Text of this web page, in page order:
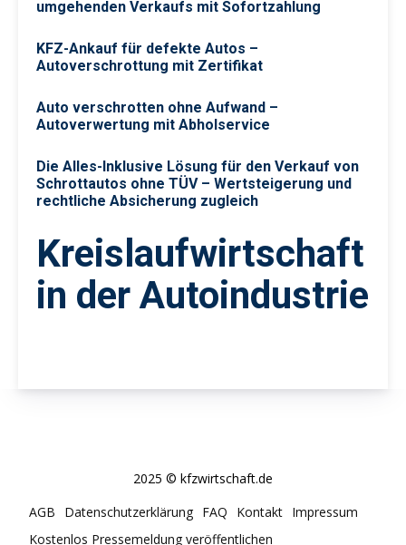
umgehenden Verkaufs mit Sofortzahlung
KFZ-Ankauf für defekte Autos –
Autoverschrottung mit Zertifikat
Auto verschrotten ohne Aufwand –
Autoverwertung mit Abholservice
Die Alles-Inklusive Lösung für den Verkauf von
Schrottautos ohne TÜV – Wertsteigerung und
rechtliche Absicherung zugleich
Kreislaufwirtschaft
in der Autoindustrie
2025 © kfzwirtschaft.de
AGB
Datenschutzerklärung FAQ Kontakt Impressum
Kostenlos Pressemeldung veröffentlichen